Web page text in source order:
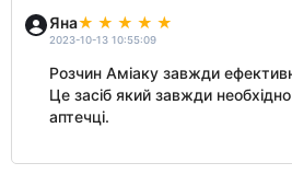
Яна
2023-10-13 10:55:09
Розчин Аміаку завжди
Це засіб який завжди
аптечці.